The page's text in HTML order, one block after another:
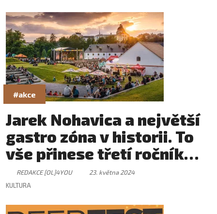
#akce
Jarek Nohavica a největší
gastro zóna v historii. To
vše přinese třetí ročník
Slavností Olomouc!
REDAKCE [OL]4YOU
23. května 2024
KULTURA